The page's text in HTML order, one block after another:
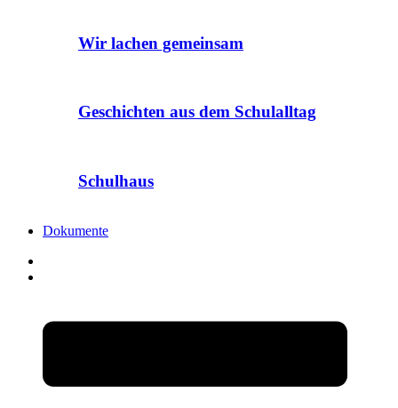
Wir lachen gemeinsam
Geschichten aus dem Schulalltag
Schulhaus
Dokumente